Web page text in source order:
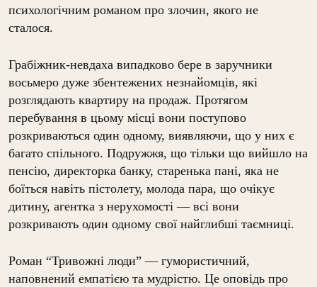
психологічним романом про злочин, якого не
сталося.
Грабіжник-невдаха випадково бере в заручники
восьмеро дуже збентежених незнайомців, які
розглядають квартиру на продаж. Протягом
перебування в цьому місці вони поступово
розкриваються один одному, виявляючи, що у них є
багато спільного. Подружжя, що тільки що вийшло на
пенсію, директорка банку, старенька пані, яка не
боїться навіть пістолету, молода пара, що очікує
дитину, агентка з нерухомості — всі вони
розкривають один одному свої найглибші таємниці.
Роман “Тривожні люди” — гумористичний,
наповнений емпатією та мудрістю. Це оповідь про